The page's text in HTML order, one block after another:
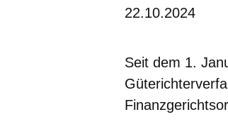
22.10.2024
Seit dem 1.